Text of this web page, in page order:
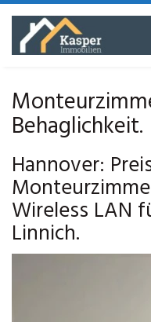
Skip
main
Behaglichkeit.
Hannover:
Wireless LAN
Linnich.